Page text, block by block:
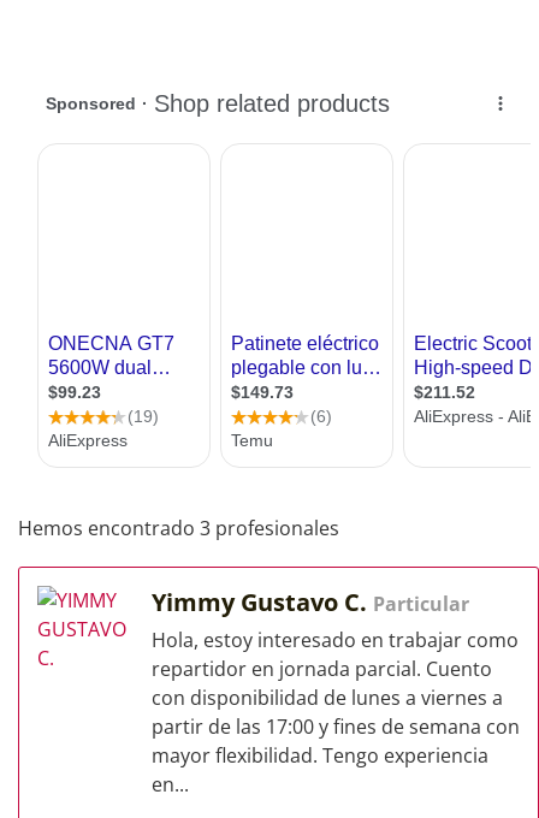
Hemos encontrado 3 profesionales
Yimmy Gustavo C. Particular
Hola, estoy interesado en trabajar como
repartidor en jornada parcial. Cuento
con disponibilidad de lunes a viernes a
partir de las 17:00 y fines de semana con
mayor flexibilidad. Tengo experiencia
en...